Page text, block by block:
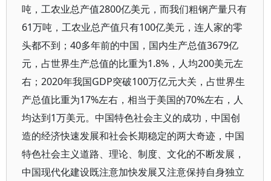
吨，工农业总产值2800亿美元，而我们粗钢产量只有
61万吨，工农业总产值只有100亿美元，连人家的零
头都不到；40多年前的中国，国内生产总值3679亿
元，占世界生产总值的比重为1.8%，人均200美元左
右；2020年我国GDP突破100万亿元大关，占世界生
产总值比重为17%左右，相当于美国的70%左右，人
均达到1万美元。中国特色社会主义的成功，中国创
造的经济快速发展和社会长期稳定的两大奇迹，中国
特色社会主义道路、理论、制度、文化的不断发展，
中国现代化建设既注意加快发展又注意保持自身独立